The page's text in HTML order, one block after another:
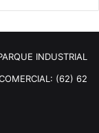
INDUSTRIAL
(62) 62